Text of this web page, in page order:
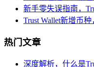
新手零失误指南，
Trust Wallet新增币
热门文章
深度解析，什么是